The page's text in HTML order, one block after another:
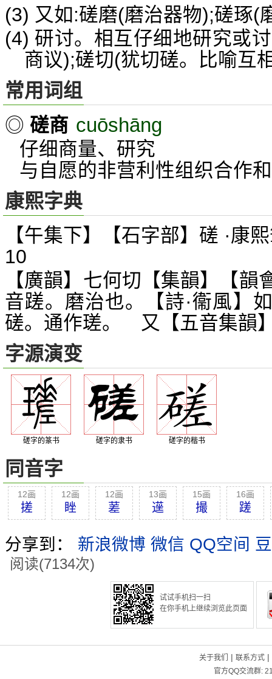
(3) 又如:磋磨(磨治器物);磋琢(
(4) 研讨。相互仔细地研究或
商议);磋切(犹切磋。比喻互
常用词组
◎ 磋商 cuōshāng
仔细商量、研究
与自愿的非营利性组织合作
康熙字典
【午集下】【石字部】磋 ·康
10
【廣韻】七何切【集韻】【韻
音蹉。磨治也。【詩·衞風】
磋。通作瑳。 又【五音集韻
字源演变
磋字的篆书 磋字的隶书 磋字的楷书
同音字
12画
搓
12画
睉
12画
蒫
13画
遳
15画
撮
16画
蹉
分享到： 新浪微博 微信 QQ空间
阅读(7134次)
试试手机扫一扫
在你手机上继续浏览此页面
关于我们 | 联系方式|
官方QQ交流群: